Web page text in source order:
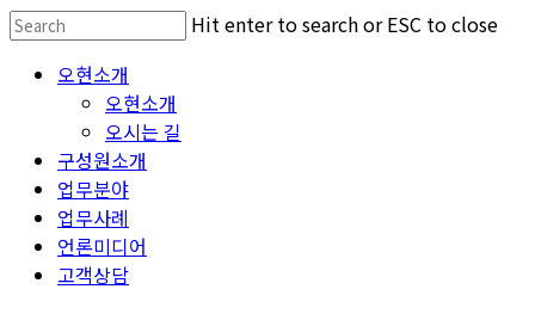
Skip
main
Hit enter to search or ESC to close
Search
Menu 오현소개
오현소개
오시는 길
구성원소개
업무분야
업무사례
언론미디어
고객상담